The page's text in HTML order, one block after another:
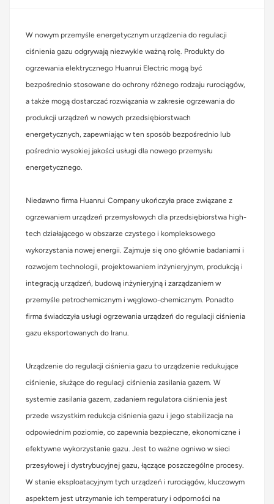
Polski
svenska
W nowym przemyśle energetycznym urządzenia do regulacji
ciśnienia gazu odgrywają niezwykle ważną rolę. Produkty do
ogrzewania elektrycznego Huanrui Electric mogą być
bezpośrednio stosowane do ochrony różnego rodzaju rurociągów,
a także mogą dostarczać rozwiązania w zakresie ogrzewania do
produkcji urządzeń w nowych przedsiębiorstwach
energetycznych, zapewniając w ten sposób bezpośrednio lub
pośrednio wysokiej jakości usługi dla nowego przemysłu
energetycznego.
Niedawno firma Huanrui Company ukończyła prace związane z
ogrzewaniem urządzeń przemysłowych dla przedsiębiorstwa high-
tech działającego w obszarze czystego i kompleksowego
wykorzystania nowej energii. Zajmuje się ono głównie badaniami i
rozwojem technologii, projektowaniem inżynieryjnym, produkcją i
integracją urządzeń, budową inżynieryjną i zarządzaniem w
przemyśle petrochemicznym i węglowo-chemicznym. Ponadto
firma świadczyła usługi ogrzewania urządzeń do regulacji ciśnienia
gazu eksportowanych do Iranu.
Urządzenie do regulacji ciśnienia gazu to urządzenie redukujące
ciśnienie, służące do regulacji ciśnienia zasilania gazem. W
systemie zasilania gazem, zadaniem regulatora ciśnienia jest
przede wszystkim redukcja ciśnienia gazu i jego stabilizacja na
odpowiednim poziomie, co zapewnia bezpieczne, ekonomiczne i
efektywne wykorzystanie gazu. Jest to ważne ogniwo w sieci
przesyłowej i dystrybucyjnej gazu, łączące poszczególne procesy.
W stanie eksploatacyjnym tych urządzeń i rurociągów, kluczowym
aspektem jest utrzymanie ich temperatury i odporności na